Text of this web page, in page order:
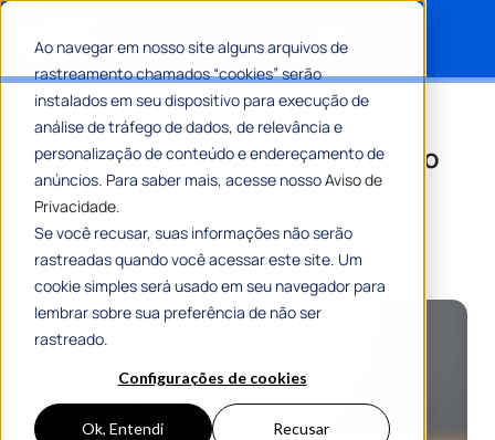
Ao navegar em nosso site alguns arquivos de
rastreamento chamados “cookies” serão
instalados em seu dispositivo para execução de
análise de tráfego de dados, de relevância e
personalização de conteúdo e endereçamento de
anúncios. Para saber mais, acesse nossoAviso de
Privacidade.
Se você recusar, suas informações não serão
rastreadas quando você acessar este site. Um
cookie simples será usado em seu navegador para
lembrar sobre sua preferência de não ser
rastreado.
Configurações de cookies
Ok, Entendi Recusar
Processo Administrativo
Disciplinar (PAD): entenda como
ele funciona
Por Gustavo Andrade
09 Junho 2025
6 Min De Leitura